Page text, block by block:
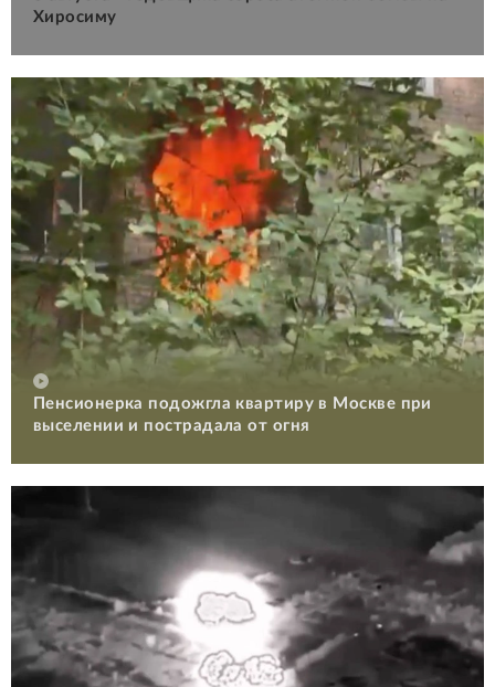
Хиросиму
Пенсионерка подожгла квартиру в Москве при
выселении и пострадала от огня